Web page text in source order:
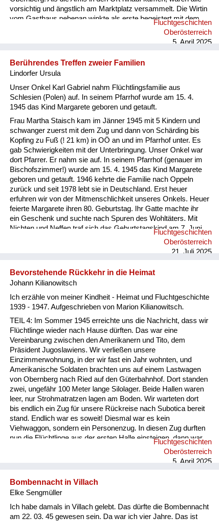
vorsichtig und ängstlich am Marktplatz versammelt. Die Wirtin
vom Gasthaus nebenan winkte als erste begeistert mit dem
Taschentuch. Ab diesem Zeitpunkt waren die Menschen in
Österreich nicht mehr so freundlich und hilfsbereit zu uns
als „s’Gfrastleut, Banatergfrast schaut's, dass wieder
weiterkommt’s. Warum...
Fluchtgeschichten
Oberösterreich
5. April 2025
Berührendes Treffen zweier Familien
Lindorfer Ursula
Unser Onkel Karl Gabriel nahm Flüchtlingsfamilie aus
Schlesien (Polen) auf. In seinem Pfarrhof wurde am 15. 4.
1945 das Kind Margarete geboren und getauft.
Frau Martha Staisch kam im Jänner 1945 mit 5 Kindern und
schwanger zuerst mit dem Zug und dann von Schärding bis
Kopfing zu Fuß (! 21 km) in OÖ an und im Pfarrhof unter. Es
gab Schwierigkeiten mit der Unterbringung. Unser Onkel war
dort Pfarrer. Er nahm sie auf. In seinem Pfarrhof (genauer im
Bischofszimmer!) wurde am 15. 4. 1945 das Kind Margarete
geboren und getauft. 1946 kehrte die Familie nach Oppeln
zurück und seit 1978 lebt sie in Deutschland. Erst heuer
erfuhren wir von der Mitmenschlichkeit unseres Onkels. Heuer
feierte Margarete ihren 80. Geburtstag. Ihr Gatte machte ihr
ein Geschenk und suchte nach Spuren des Wohltäters. Mit
Nichten und Neffen traf sich das Geburtstagskind am 7. Juni
2025 an dessen Grab (Pfarre Rannariedl, Pühret 4143
Fluchtgeschichten
Oberösterreich
21. Juli 2025
Bevorstehende Rückkehr in die Heimat
Johann Kilianowitsch
Ich erzähle von meiner Kindheit - Heimat und Fluchtgeschichte
1939 - 1947. Aufgeschrieben von Marion Kilianowitsch.
TEIL 4: Im Sommer 1945 erreichte uns die Nachricht, dass wir
Flüchtlinge wieder nach Hause dürften. Das war eine
Vereinbarung zwischen den Amerikanern und Tito, dem
Präsident Jugoslawiens. Wir verließen unsere
Einzimmerwohnung, in der wir fast ein Jahr wohnten, und
Amerikanische Soldaten brachten uns auf einem Lastwagen
von Obernberg nach Ried auf den Güterbahnhof. Dort standen
zwei, ungefähr 100 Meter lange Silolager. Beide Hallen waren
leer, nur Strohmatratzen lagen am Boden. Wir warteten dort
bis endlich ein Zug für unsere Rückreise nach Subotica bereit
stand. Endlich war es soweit! Diesmal war es kein
Viehwaggon, sondern ein Personenzug. In diesen Zug durften
nun die Flüchtlinge aus der ersten Halle einsteigen, dann war
der Zug voll. Wir waren traurig und sahen uns sehr Leid, noch
nicht in unsere Heimat zurückzukehren und noch länger zu
großes Glück für uns war. Die Mutter mit den zwei Kindern
aus unserem Nachbar...
Fluchtgeschichten
Oberösterreich
5. April 2025
Bombennacht in Villach
Elke Sengmüller
Ich habe damals in Villach gelebt. Das dürfte die Bombennacht
am 22. 03. 45 gewesen sein. Da war ich vier Jahre. Das ist